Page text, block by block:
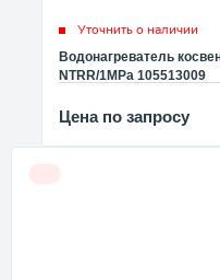
Уточнить о наличии
Водонагреватель
NTRR/1MPa 105513009
Цена по запросу